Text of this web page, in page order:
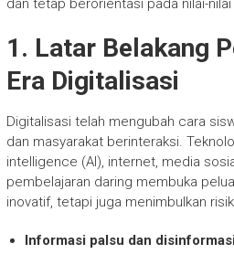
dan tetap berorientasi pada nilai-
1. Latar Belakang
Era Digitalisasi
Digitalisasi telah mengubah cara
dan masyarakat berinteraksi.
intelligence (AI), internet, media
pembelajaran daring membuka
inovatif, tetapi juga menimbulkan
Informasi palsu dan disinformasi